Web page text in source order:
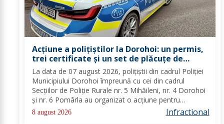
Acțiune a polițiștilor la Dorohoi: un permis,
trei certificate și un set de plăcuțe de
înmatriculare reținute
La data de 07 august 2026, polițiștii din cadrul Poliției
Municipiului Dorohoi împreună cu cei din cadrul
Secțiilor de Poliție Rurale nr. 5 Mihăileni, nr. 4 Dorohoi
și nr. 6 Pomârla au organizat o acțiune pentru
prevenirea și combaterea faptelor de natură penală și
contravențională, verificarea...
8 august 2026 Infractional